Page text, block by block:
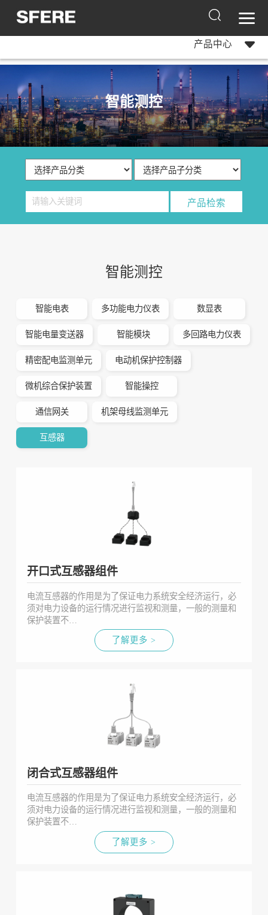
智能测控
产品中心
智能测控
智能电表 多功能电力仪表 数显表
智能电量变送器 智能模块 多回路电力仪表
精密配电监测单元 电动机保护控制器
微机综合保护装置 智能操控
通信网关 机架母线监测单元
互感器
开口式互感器组件
电流互感器的作用是为了保证电力系统安全经济运行，必
须对电力设备的运行情况进行监视和测量，一般的测量和
保护装置不…
了解更多 >
闭合式互感器组件
电流互感器的作用是为了保证电力系统安全经济运行，必
须对电力设备的运行情况进行监视和测量，一般的测量和
保护装置不…
了解更多 >